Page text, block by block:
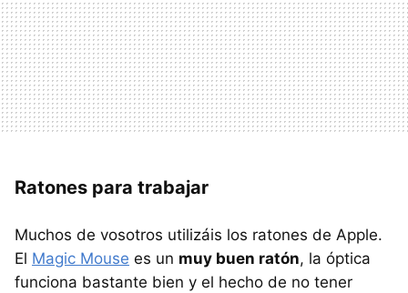
Ratones para trabajar
Muchos de vosotros utilizáis los ratones de Apple.
El Magic Mouse es un muy buen ratón, la óptica
funciona bastante bien y el hecho de no tener